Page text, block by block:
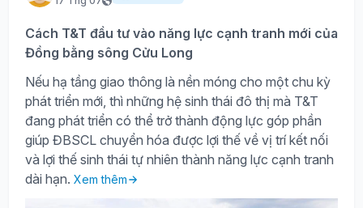
Cách T&T đầu tư vào năng lực cạnh tranh mới của
Đồng bằng sông Cửu Long
Nếu hạ tầng giao thông là nền móng cho một chu kỳ
phát triển mới, thì những hệ sinh thái đô thị mà T&T
đang phát triển có thể trở thành động lực góp phần
giúp ĐBSCL chuyển hóa được lợi thế về vị trí kết nối
và lợi thế sinh thái tự nhiên thành năng lực cạnh tranh
dài hạn. Xem thêm